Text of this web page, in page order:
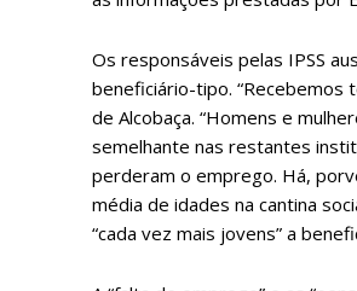
Os responsáveis pelas IPSS
beneficiário-tipo. “Recebemos
de Alcobaça. “Homens e
semelhante nas restantes
perderam o emprego. Há,
média de idades na cantina
“cada vez mais jovens” a